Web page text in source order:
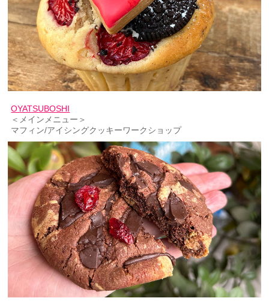
OYATSUBOSHI
＜メインメニュー＞
マフィン/アイシングクッキーワークショップ